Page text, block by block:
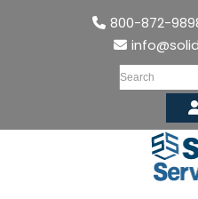
800-872-
Search